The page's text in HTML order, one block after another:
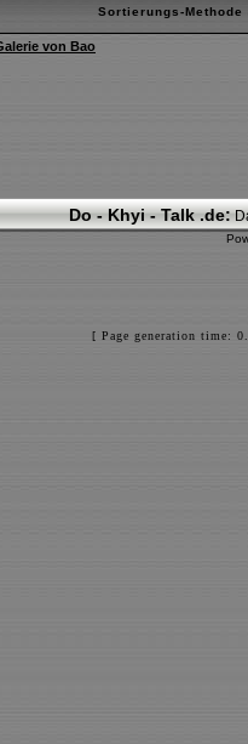
Sortierungs-Methode
von Bao
Do - Khyi - Talk .de:
[ Page generation time: